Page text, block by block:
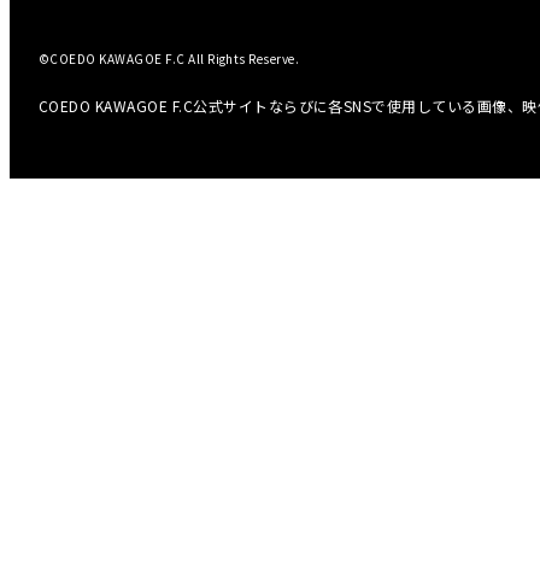
COEDO KAWAGOE F.C公式サイトならびに各SNSで使用している画像、
©COEDO KAWAGOE F.C All Rights Reserve.